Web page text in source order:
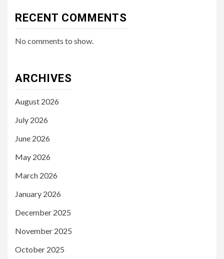
RECENT COMMENTS
No comments to show.
ARCHIVES
August 2026
July 2026
June 2026
May 2026
March 2026
January 2026
December 2025
November 2025
October 2025